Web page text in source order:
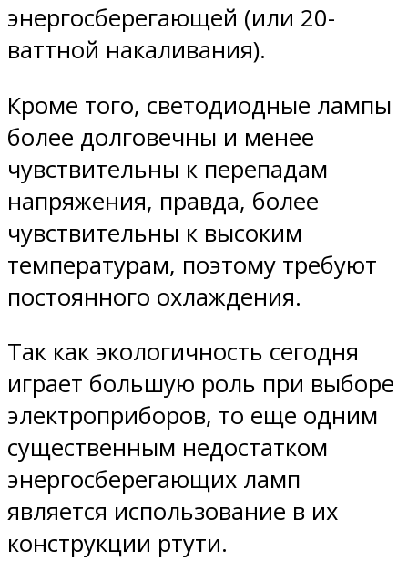
энергосберегающей (или 20-
ваттной накаливания).
Кроме того, светодиодные лампы
более долговечны и менее
чувствительны к перепадам
напряжения, правда, более
чувствительны к высоким
температурам, поэтому требуют
постоянного охлаждения.
Так как экологичность сегодня
играет большую роль при выборе
электроприборов, то еще одним
существенным недостатком
энергосберегающих ламп
является использование в их
конструкции ртути.